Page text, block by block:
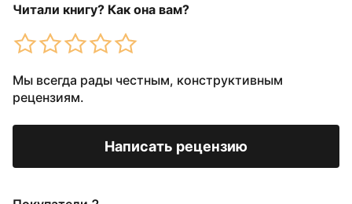
Читали книгу? Как она вам?
Мы всегда рады честным, конструктивным
рецензиям.
Написать рецензию